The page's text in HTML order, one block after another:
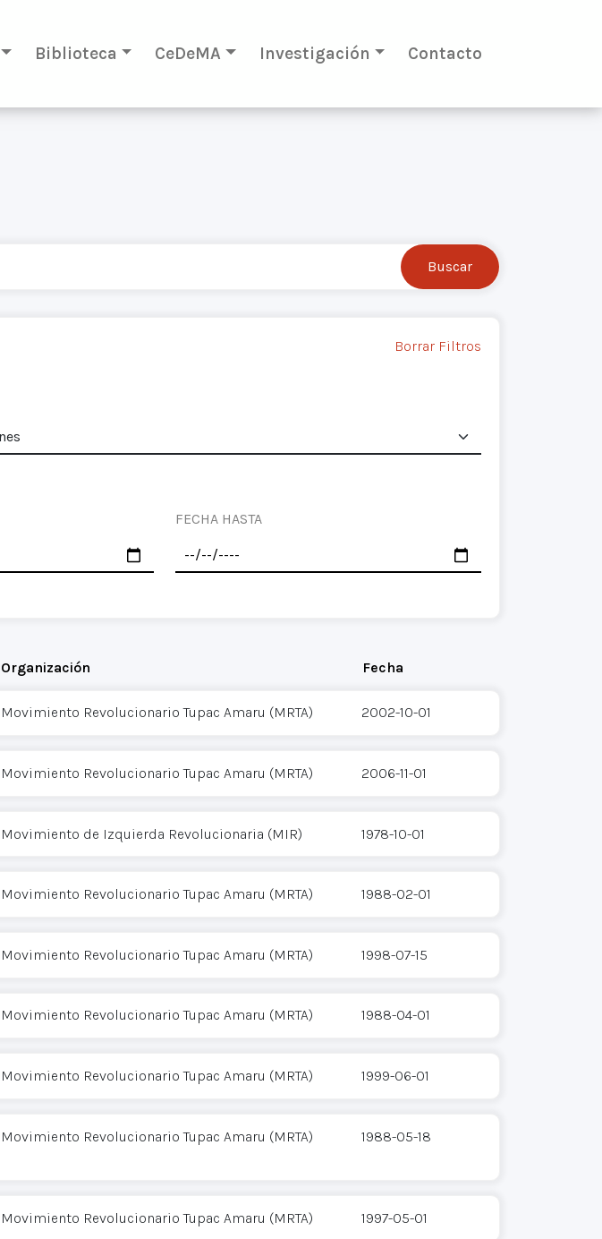
Biblioteca CeDeMA Investigación Contacto
Borrar Filtros
FECHA HASTA
Organización Fecha
Movimiento Revolucionario Tupac Amaru (MRTA) 2002-10-01
Movimiento Revolucionario Tupac Amaru (MRTA) 2006-11-01
Movimiento de Izquierda Revolucionaria (MIR) 1978-10-01
Movimiento Revolucionario Tupac Amaru (MRTA) 1988-02-01
Movimiento Revolucionario Tupac Amaru (MRTA) 1998-07-15
Movimiento Revolucionario Tupac Amaru (MRTA) 1988-04-01
Movimiento Revolucionario Tupac Amaru (MRTA) 1999-06-01
Movimiento Revolucionario Tupac Amaru (MRTA) 1988-05-18
Movimiento Revolucionario Tupac Amaru (MRTA) 1997-05-01